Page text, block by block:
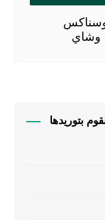
وسناكس
وشاي
بتوريدها